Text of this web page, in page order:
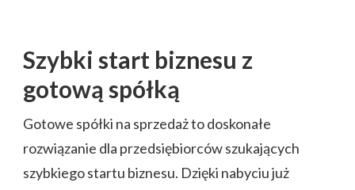
Szybki start biznesu z
gotową spółką
Gotowe spółki na sprzedaż to doskonałe
rozwiązanie dla przedsiębiorców szukających
szybkiego startu biznesu. Dzięki nabyciu już